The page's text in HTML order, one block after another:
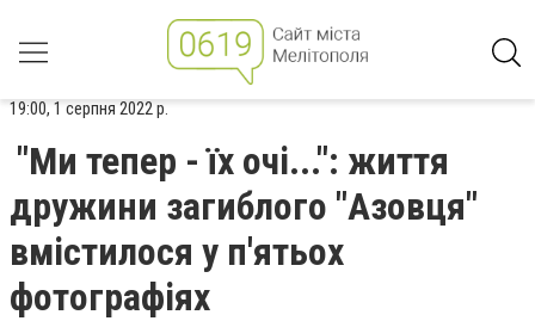
19:00, 1 серпня 2022 р.
"Ми тепер - їх очі...": життя
дружини загиблого "Азовця"
вмістилося у п'ятьох
фотографіях